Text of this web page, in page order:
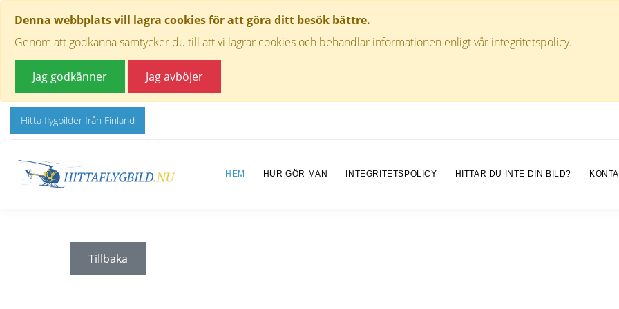
Denna webbplats vill lagra cookies för att göra ditt besök bättre.
Genom att godkänna samtycker du till att vi lagrar cookies och behandlar informationen enligt vår integritetspolicy.
Jag godkänner Jag avböjer
Hitta flygbilder från Finland
HEM HUR GÖR MAN INTEGRITETSPOLICY HITTAR DU INTE DIN BILD?
Tillbaka